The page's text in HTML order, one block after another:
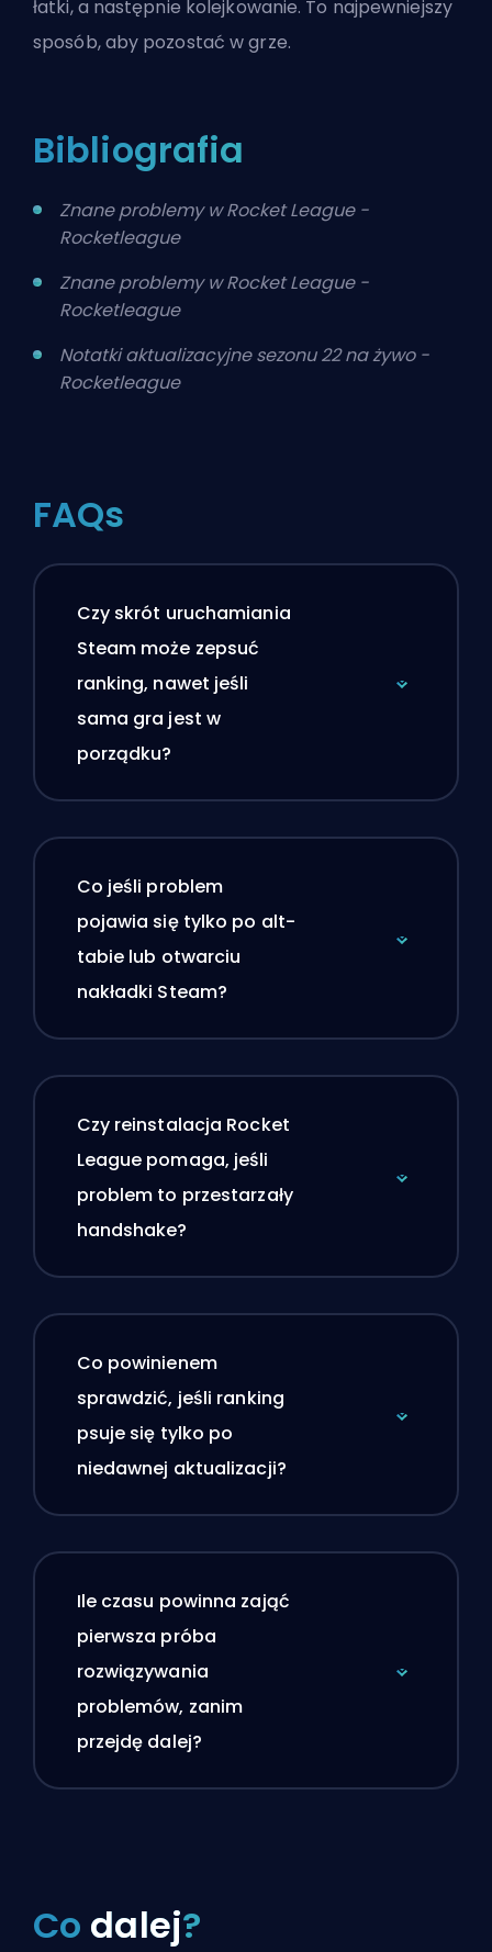
łatki, a następnie kolejkowanie. To najpewniejszy
sposób, aby pozostać w grze.
Bibliografia
Znane problemy w Rocket League -
Rocketleague
Znane problemy w Rocket League -
Rocketleague
Notatki aktualizacyjne sezonu 22 na żywo -
Rocketleague
FAQs
Czy skrót uruchamiania
Steam może zepsuć
ranking, nawet jeśli
sama gra jest w
porządku?
Co jeśli problem
pojawia się tylko po alt-
tabie lub otwarciu
nakładki Steam?
Czy reinstalacja Rocket
League pomaga, jeśli
problem to przestarzały
handshake?
Co powinienem
sprawdzić, jeśli ranking
psuje się tylko po
niedawnej aktualizacji?
Ile czasu powinna zająć
pierwsza próba
rozwiązywania
problemów, zanim
przejdę dalej?
Co dalej?